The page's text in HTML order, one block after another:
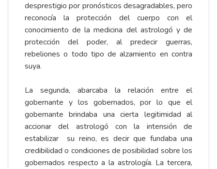
desprestigio por pronósticos desagradables, pero
reconocía la protección del cuerpo con el
conocimiento de la medicina del astrologó y de
protección del poder, al predecir guerras,
rebeliones o todo tipo de alzamiento en contra
suya.
La segunda, abarcaba la relación entre el
gobernante y los gobernados, por lo que el
gobernante brindaba una cierta legitimidad al
accionar del astrologó con la intensión de
estabilizar su reino, es decir que fundaba una
credibilidad o condiciones de posibilidad sobre los
gobernados respecto a la astrología. La tercera,